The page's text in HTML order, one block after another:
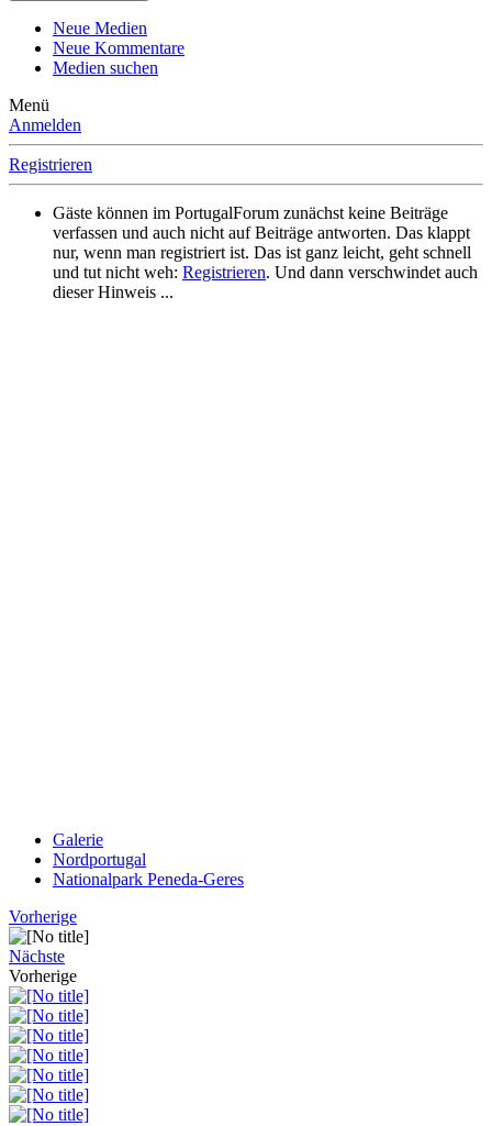
Neue Medien
Neue Kommentare
Medien suchen
Menü
Anmelden
Registrieren
Gäste können im PortugalForum zunächst keine Beiträge
verfassen und auch nicht auf Beiträge antworten. Das klappt
nur, wenn man registriert ist. Das ist ganz leicht, geht schnell
und tut nicht weh: Registrieren. Und dann verschwindet auch
dieser Hinweis ...
Galerie
Nordportugal
Nationalpark Peneda-Geres
Vorherige
Nächste
Vorherige